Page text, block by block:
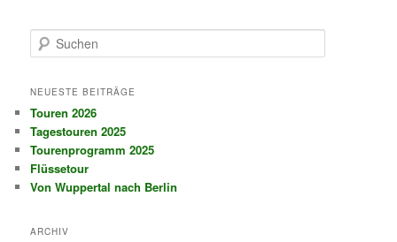
u
h
n
NEUESTE BEITRÄGE
Touren 2026
Tagestouren 2025
Tourenprogramm 2025
Flüssetour
Von Wuppertal nach Berlin
ARCHIV